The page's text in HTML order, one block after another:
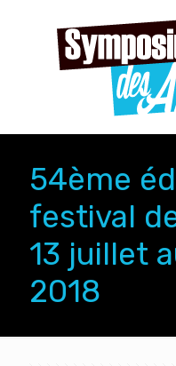
54ème
festival
13 juillet
2018